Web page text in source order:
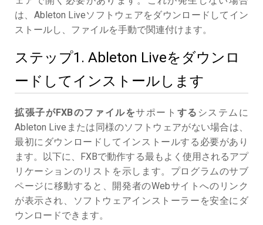
は、Ableton Liveソフトウェアをダウンロードしてイン
ストールし、ファイルを手動で関連付けます。
ステップ1. Ableton Liveをダウンロ
ードしてインストールします
拡張子がFXBのファイルをサポート する システムに
Ableton Liveまたは同様のソフトウェアがない場合は、
最初にダウンロードしてインストールする必要があり
ます。以下に、FXBで動作する最もよく使用されるアプ
リケーションのリストを示します。プログラムのサブ
ページに移動すると、開発者のWebサイトへのリンク
が表示され、ソフトウェアインストーラーを安全にダ
ウンロードできます。